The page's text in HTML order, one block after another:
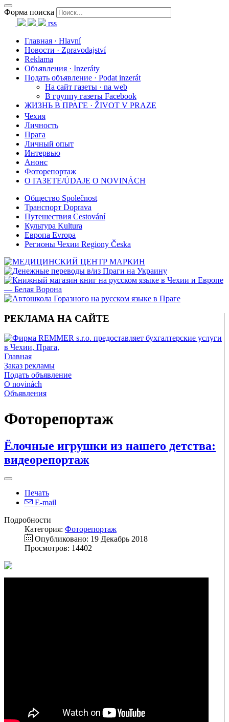
Форма поиска
rss
Главная · Hlavní
Новости · Zpravodajství
Reklama
Объявления · Inzeráty
Подать объявление · Podat inzerát
На сайт газеты · na web
В группу газеты Facebook
ЖИЗНЬ В ПРАГЕ · ŽIVOT V PRAZE
Чехия
Личность
Прага
Личный опыт
Интервью
Анонс
Фоторепортаж
О ГАЗЕТЕ/ÚDAJE O NOVINÁCH
Общество Společnost
Транспорт Doprava
Путешествия Cestování
Культура Kultura
Европа Evropa
Регионы Чехии Regiony Česka
РЕКЛАМА НА САЙТЕ
Главная
Заказ рекламы
Подать объявление
O novinách
Объявления
Фоторепортаж
Ёлочные игрушки из нашего детства:
видеорепортаж
Печать
E-mail
Подробности
Категория: Фоторепортаж
Опубликовано: 19 Декабрь 2018
Просмотров: 14402